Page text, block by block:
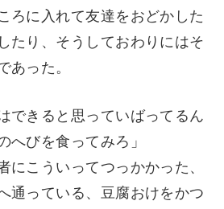
ろに入れて友達をおどかした
たり、そうしておわりにはそ
った。
できると思っていばってるん
へびを食ってみろ」
こういってつっかかった、
通っている、豆腐おけをかつ